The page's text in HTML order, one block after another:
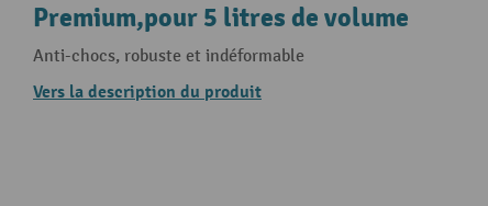
Premium,pour 5 litres de volume
Anti-chocs, robuste et indéformable
Vers la description du produit